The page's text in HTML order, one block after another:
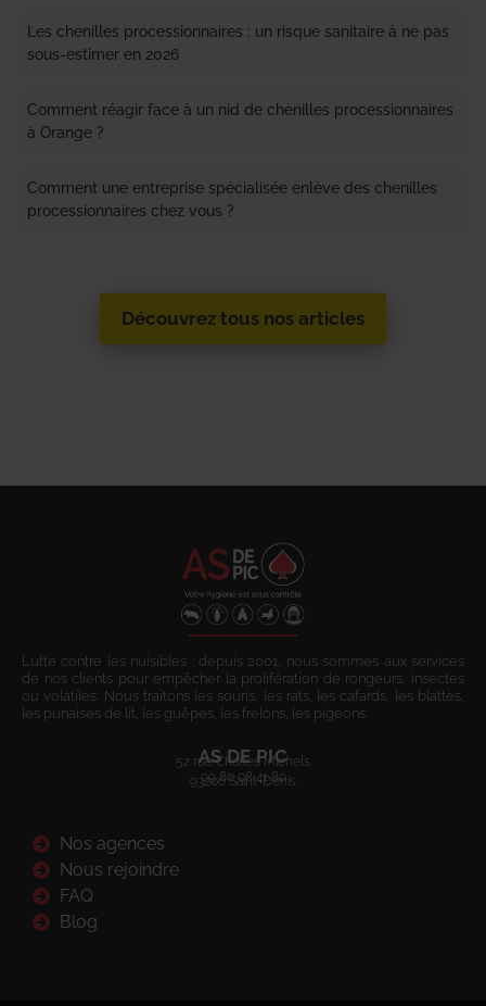
Les chenilles processionnaires : un risque sanitaire à ne pas
sous-estimer en 2026
Comment réagir face à un nid de chenilles processionnaires
à Orange ?
Comment une entreprise spécialisée enlève des chenilles
processionnaires chez vous ?
Découvrez tous nos articles
Lutte contre les nuisibles : depuis 2001, nous sommes aux services
de nos clients pour empêcher la prolifération de rongeurs, insectes
ou volatiles. Nous traitons les souris, les rats, les cafards, les blattes,
les punaises de lit, les guêpes, les frelons, les pigeons.
AS DE PIC
52 rue Charles Michels
93200 Saint-Denis
09 80 08 41 80
Nos agences
Nous rejoindre
FAQ
Blog